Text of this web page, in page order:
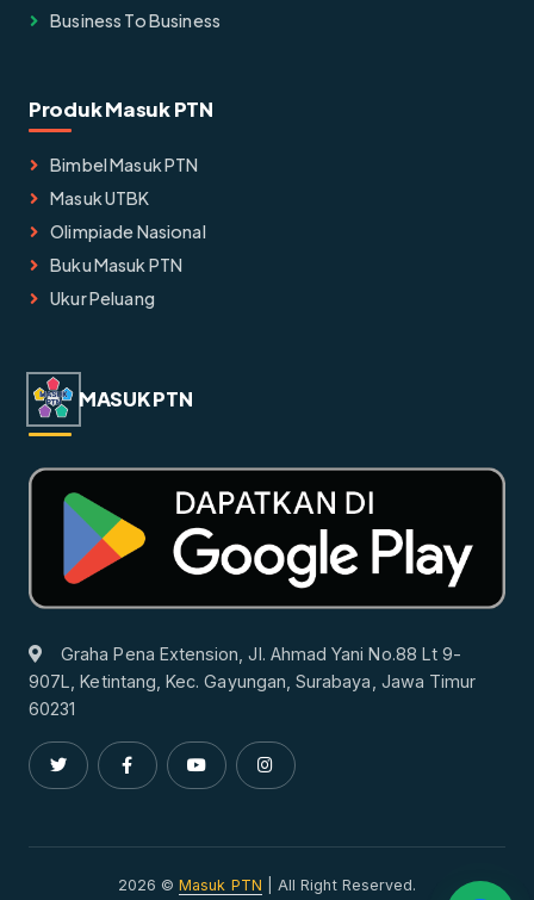
Business To Business
Produk Masuk PTN
Bimbel Masuk PTN
Masuk UTBK
Olimpiade Nasional
Buku Masuk PTN
Ukur Peluang
MASUK PTN
Graha Pena Extension, Jl. Ahmad Yani No.88 Lt 9-
907L, Ketintang, Kec. Gayungan, Surabaya, Jawa Timur
60231
2026 ©Masuk PTN | All Right Reserved.